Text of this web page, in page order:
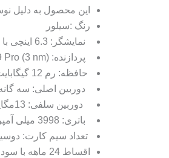
این محصول به دلیل
رنگ :سیلور
نمایشگر: 6.3 اینچی با فناوری LTPO Super Retina XDR OLED
پردازنده: Apple A19 Pro (3 nm)
حافظه: رم 12 گیگابایت/حافظه داخلی 256 گیگابایت
دوربین اصلی: سه گانه 48 مگاپیکسل + 48 مگاپیکسل + 48
دوربین سلفی: 13مگاپیکسل
باتری: 3998 میلی آمپر ساعت/ حداکثر توان شارژ بی سیم 25 وات
تعداد سیم کارت:
اقساط 24 ماهه با سود بانکی